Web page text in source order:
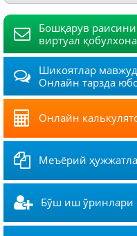
Бошқарув
виртуал
Шикоятлар
Онлайн тарзда
Онлайн
Меъёрий
Бўш иш ўринлари